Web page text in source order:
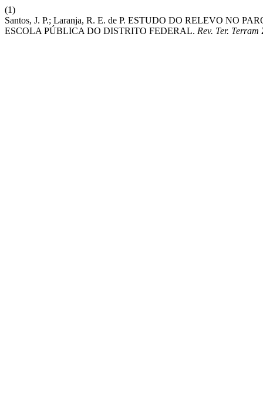
(1)
Santos, J. P.; Laranja, R. E. de P. ESTUDO DO RELEVO NO
ESCOLA PÚBLICA DO DISTRITO FEDERAL. Rev. Ter. Terram